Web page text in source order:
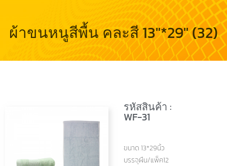
ผ้าขนหนูสีพื้น คละสี 13″*29″ (32)
รหัสสินค้า :
WF-31
ขนาด 13*29นิ้ว
บรรจุผืน/แพ็ค12